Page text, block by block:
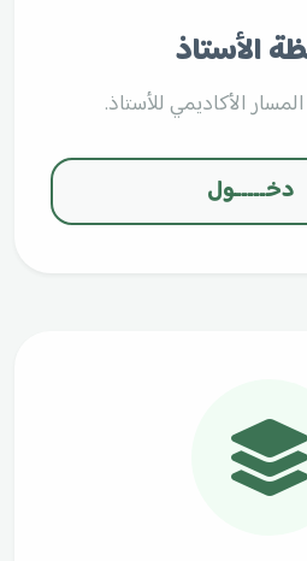
الأستاذ
الأكاديمي للأستاذ.